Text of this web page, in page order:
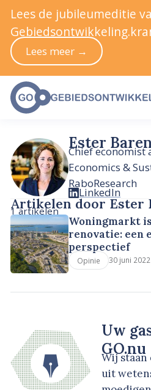
Ester
Chief economist
Economics &
RaboResearch
LinkedIn
Artikelen door Ester
1 artikelen
Woningmarkt
renovatie: een
perspectief
Opinie 30 juni 2022
Uw
GO.nu
Wij
uit
Lees de jubileumeditie
Lees meer →